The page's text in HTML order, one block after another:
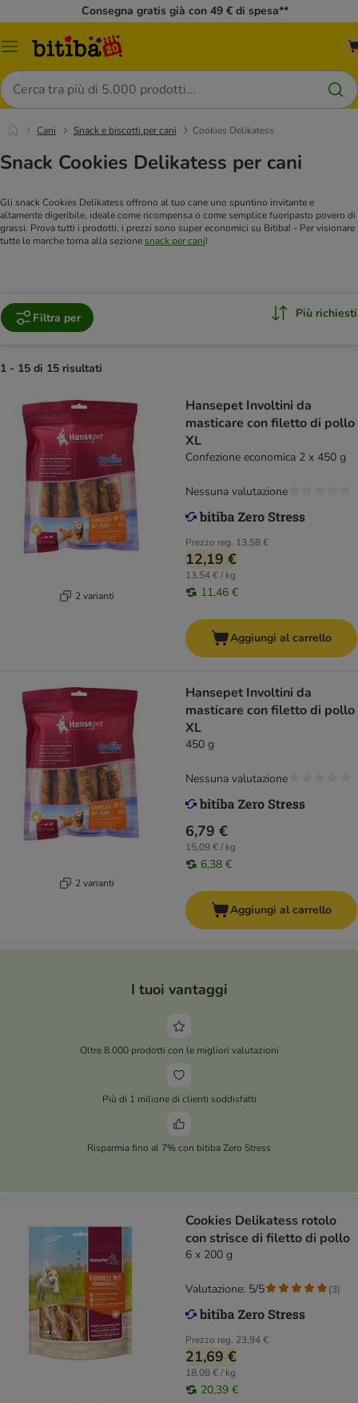
Consegna gratis già con 49 € di spesa**
Overview
Cerca
Cani Snack e biscotti per cani Cookies Delikatess
Snack Cookies Delikatess per cani
Gli snack Cookies Delikatess offrono al tuo cane uno spuntino invitante e
altamente digeribile, ideale come ricompensa o come semplice fuoripasto povero di
grassi. Prova tutti i prodotti, i prezzi sono super economici su Bitiba! - Per visionare
tutte le marche torna alla sezionesnack per cani!
Filtra per Più richiesti
1 - 15 di 15 risultati
2 varianti
Hansepet Involtini da
masticare con filetto di pollo
XL
Confezione economica 2 x 450 g
Prezzo reg. 13,58 €
12,19 €
13,54 € / kg
11,46 €
Nessuna valutazione
Aggiungi al carrello
2 varianti
Hansepet Involtini da
masticare con filetto di pollo
XL
450 g
6,79 €
15,09 € / kg
6,38 €
Nessuna valutazione
Aggiungi al carrello
I tuoi vantaggi
Oltre 8.000 prodotti con le migliori valutazioni
Più di 1 milione di clienti soddisfatti
Risparmia fino al 7% con bitiba Zero Stress
Cookies Delikatess rotolo
con strisce di filetto di pollo
6 x 200 g
Prezzo reg. 23,94 €
21,69 €
18,08 € / kg
20,39 €
Valutazione: 5/5 (3)